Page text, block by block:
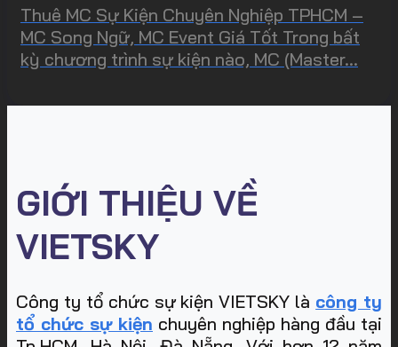
Thuê MC Sự Kiện Chuyên Nghiệp TPHCM –
MC Song Ngữ, MC Event Giá Tốt Trong bất
kỳ chương trình sự kiện nào, MC (Master...
GIỚI THIỆU VỀ
VIETSKY
Công ty tổ chức sự kiện VIETSKY là công ty
tổ chức sự kiện chuyên nghiệp hàng đầu tại